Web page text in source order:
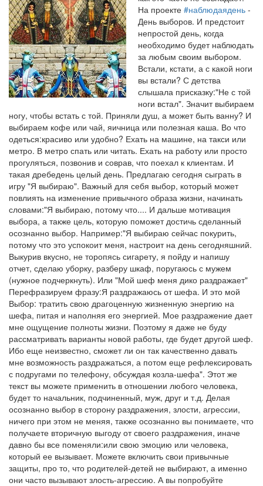
На проекте #наблюдаядень -
День выборов. И предстоит
непростой день, когда
необходимо будет наблюдать
за любым своим выбором.
Встали, кстати, а с какой ноги
вы встали? С детства
слышала присказку:"Не с той
ноги встал". Значит выбираем
ногу, чтобы встать с той. Приняли душ, а может быть ванну? И
выбираем кофе или чай, яичница или полезная каша. Во что
одеться:красиво или удобно? Ехать на машине, на такси или
метро. В метро спать или читать. Ехать на работу или просто
прогуляться, позвонив и соврав, что поехал к клиентам. И
такая дребедень целый день. Предлагаю сегодня сыграть в
игру "Я выбираю". Важный для себя выбор, который может
повлиять на изменение привычного образа жизни, начинать
словами:"Я выбираю, потому что.... И дальше мотивация
выбора, а также цель, которую поможет достичь сделанный
осознанно выбор. Например:"Я выбираю сейчас покурить,
потому что это успокоит меня, настроит на день сегодняшний.
Выкурив вкусно, не торопясь сигарету, я пойду и напишу
отчет, сделаю уборку, разберу шкаф, поругаюсь с мужем
(нужное подчеркнуть). Или "Мой шеф меня дико раздражает"
Перефразируем фразу:Я раздражаюсь от шефа. И это мой
Выбор: тратить свою драгоценную жизненную энергию на
шефа, питая и наполняя его энергией. Мое раздражение дает
мне ощущение полноты жизни. Поэтому я даже не буду
рассматривать варианты новой работы, где будет другой шеф.
Ибо еще неизвестно, сможет ли он так качественно давать
мне возможность раздражаться, а потом еще рефлексировать
с подругами по телефону, обсуждая козла-шефа". Этот же
текст вы можете применить в отношении любого человека,
будет то начальник, подчиненный, муж, друг и т.д. Делая
осознанно выбор в сторону раздражения, злости, агрессии,
ничего при этом не меняя, также осознанно вы понимаете, что
получаете вторичную выгоду от своего раздражения, иначе
давно бы все поменяли:или свою эмоцию или человека,
который ее вызывает. Можете включить свои привычные
защиты, про то, что родителей-детей не выбирают, а именно
они часто вызывают злость-агрессию. А вы попробуйте